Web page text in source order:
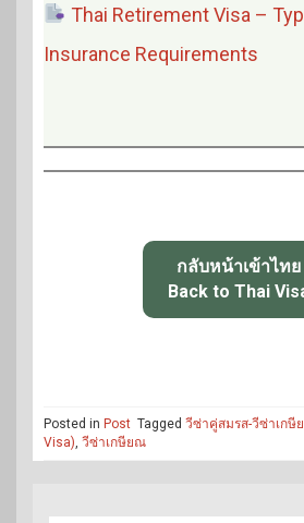
Thai Retirement Visa –
Insurance Requirements
กลับหน้าเข้าไทย
Back to Thai
Posted in Post Tagged วีซ่าคู่สมรส-วีซ่าเกษี
Visa), วีซ่าเกษียณ